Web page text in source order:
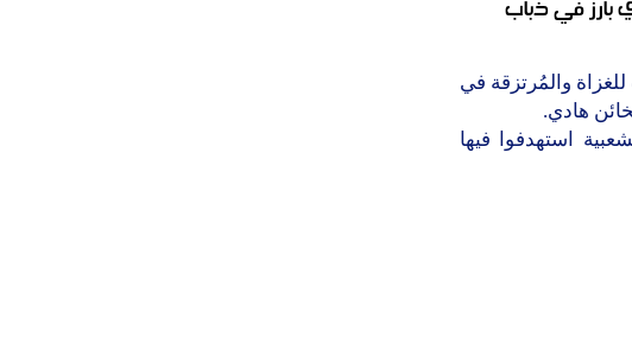
والمُرتزقة في
هادي.
استهدفوا فيها